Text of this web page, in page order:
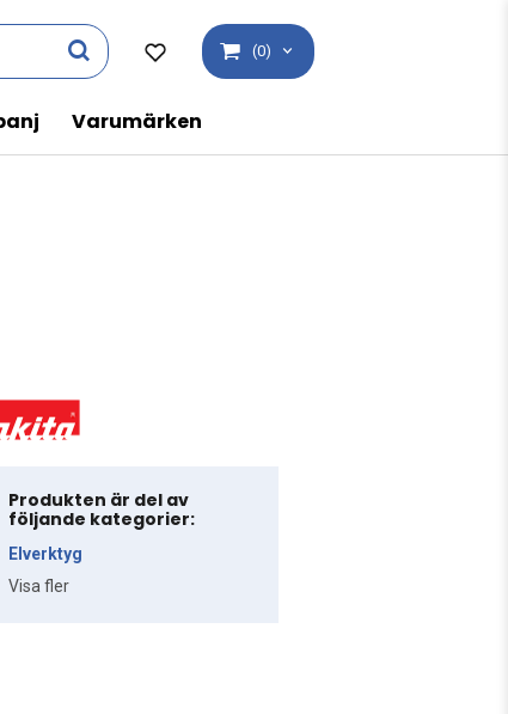
(0)
Varumärken
Produkten är del av
följande kategorier:
Elverktyg
Visa fler